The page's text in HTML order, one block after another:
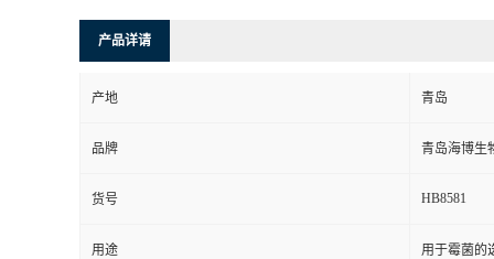
产品详请
产地 青岛
品牌 青岛海博生
货号 HB8581
用途 用于霉菌的